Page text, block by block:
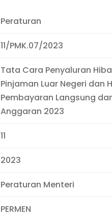
Peraturan
11/PMK.07/2023
Tata Cara Penyaluran
Pinjaman Luar Negeri dan
Pembayaran Langsung
Anggaran 2023
11
2023
Peraturan Menteri
PERMEN